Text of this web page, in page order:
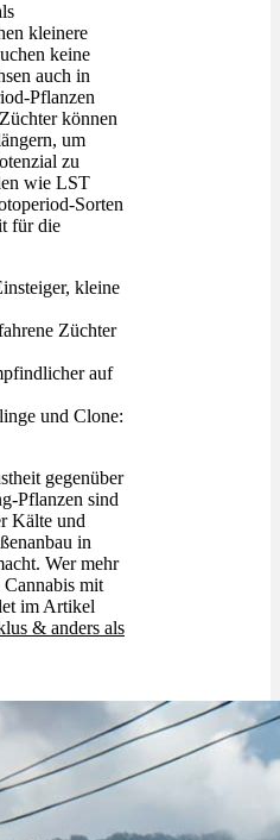
kleinere
keine
auch in
Pflanzen
können
um
zu
wie LST
Sorten
für die
kleine
Züchter
auf
und Clone:
gegenüber
Pflanzen sind
Kälte und
in
Wer mehr
mit
im Artikel
& anders als